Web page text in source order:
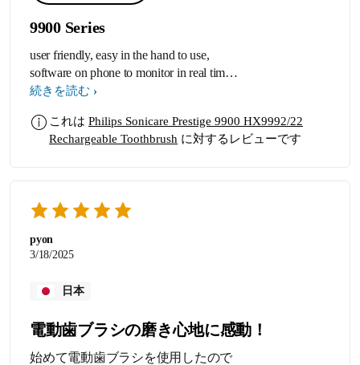
9900 Series
user friendly, easy in the hand to use,
software on phone to monitor in real time
the brushing cycle, great result and from a
続きを読む
これは Philips Sonicare Prestige 9900 HX9992/22
Rechargeable Toothbrush に対するレビューです
pyon
3/18/2025
日本
電動歯ブラシの磨き心地に感動！
始めて電動歯ブラシを使用したので